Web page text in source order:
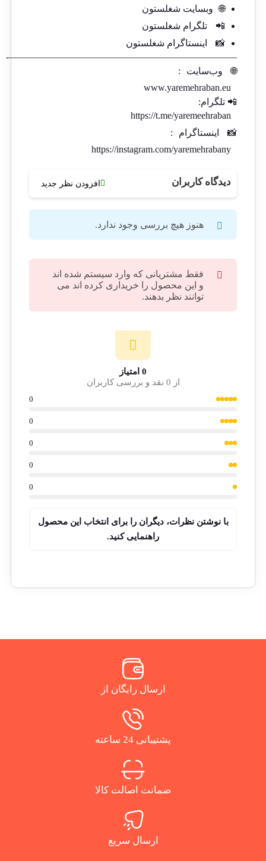
🌐
وبسایت شغلستون
📲
تلگرام شغلستون
📸
اینستاگرام شغلستون
————————————————————————-
🌐
وب‌سایت
:
www.yaremehraban.eu
📲 تلگرام:
https://t.me/yaremeehraban
📸
اینستاگرام
:
https://instagram.com/yaremehrabany
دیدگاه کاربران افزودن نظر جدید
هنوز هیچ بررسی وجود ندارد.
فقط مشتریانی که وارد سیستم شده اند
و این محصول را خریداری کرده اند می
توانند نظر بدهند.
0 امتیاز
از 0 نقد و بررسی کاربران
0
0
0
0
0
با نوشتن نظرات، دیگران را برای انتخاب این محصول
راهنمایی کنید.
ارسال رایگان از
پشتیبانی 24 ساعته
ضمانت اصالت کالا
ارسال سریع